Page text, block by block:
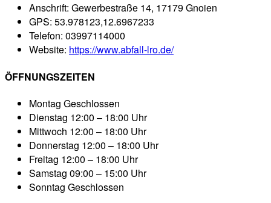
Anschrift: Gewerbestraße 14, 17179 Gnoien
GPS: 53.978123,12.6967233
Telefon: 03997114000
Website: https://www.abfall-lro.de/
ÖFFNUNGSZEITEN
Montag Geschlossen
Dienstag 12:00 – 18:00 Uhr
Mittwoch 12:00 – 18:00 Uhr
Donnerstag 12:00 – 18:00 Uhr
Freitag 12:00 – 18:00 Uhr
Samstag 09:00 – 15:00 Uhr
Sonntag Geschlossen